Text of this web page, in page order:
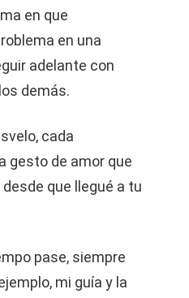
en que
en una
adelante con
demás.
cada
gesto de amor que
que llegué a tu
pase, siempre
mi guía y la